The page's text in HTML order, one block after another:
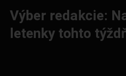
Výber redakcie:
letenky tohto